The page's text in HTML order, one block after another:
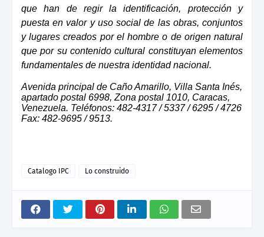
que han de regir la identificación, protección y
puesta en valor y uso social de las obras, conjuntos
y lugares creados por el hombre o de origen natural
que por su contenido cultural constituyan elementos
fundamentales de nuestra identidad nacional.
Avenida principal de Caño Amarillo, Villa Santa Inés,
apartado postal 6998, Zona postal 1010, Caracas,
Venezuela. Teléfonos: 482-4317 / 5337 / 6295 / 4726
Fax: 482-9695 / 9513.
Catalogo IPC Lo construido